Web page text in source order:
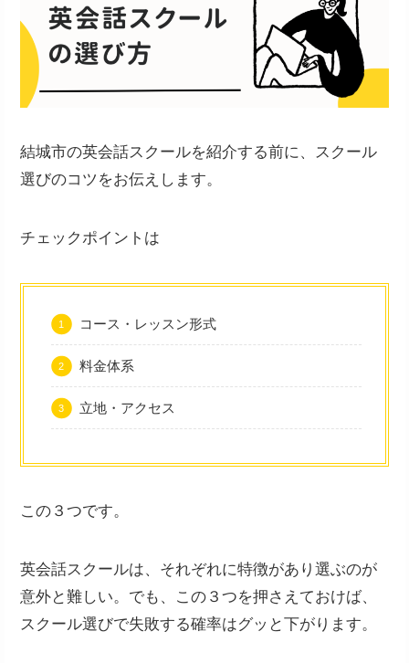
結城市の英会話スクールを紹介する前に、スクール
選びのコツをお伝えします。
チェックポイントは
コース・レッスン形式
料金体系
立地・アクセス
この３つです。
英会話スクールは、それぞれに特徴があり選ぶのが
意外と難しい。でも、この３つを押さえておけば、
スクール選びで失敗する確率はグッと下がります。